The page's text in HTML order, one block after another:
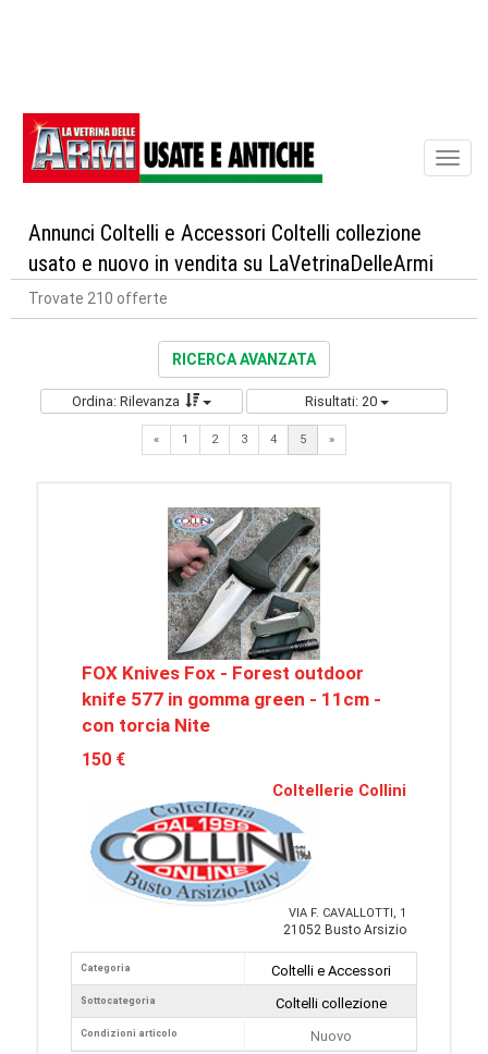
Annunci Coltelli e Accessori Coltelli collezione
usato e nuovo in vendita su LaVetrinaDelleArmi
Trovate 210 offerte
RICERCA AVANZATA
Ordina: Rilevanza Risultati: 20
«Previous
1 2 3 4 5 »Next
FOX Knives Fox - Forest outdoor
knife 577 in gomma green - 11cm -
con torcia Nite
150 €
Coltellerie Collini
VIA F. CAVALLOTTI, 1
21052 Busto Arsizio
Categoria
Sottocategoria
Condizioni articolo
Coltelli e Accessori
Coltelli collezione
Nuovo